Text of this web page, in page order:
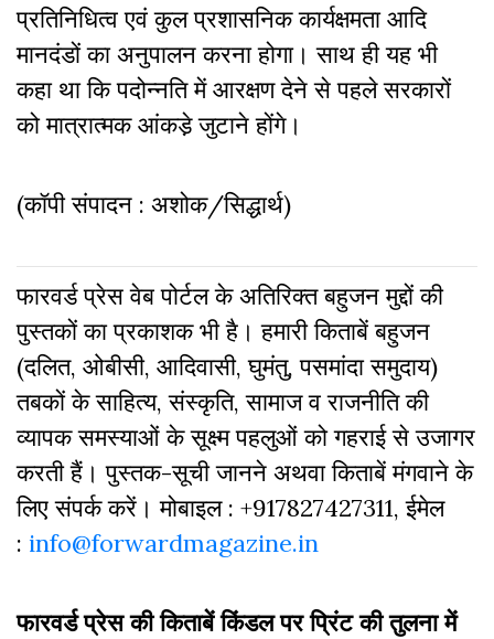
प्रतिनिधित्व एवं कुल प्रशासनिक कार्यक्षमता आदि
मानदंडों का अनुपालन करना होगा। साथ ही यह भी
कहा था कि पदोन्नति में आरक्षण देने से पहले सरकारों
को मात्रात्मक आंकड‍़े जुटाने होंगे।
(कॉपी संपादन : अशोक/सिद्धार्थ)
फारवर्ड प्रेस वेब पोर्टल के अतिरिक्‍त बहुजन मुद्दों की
पुस्‍तकों का प्रकाशक भी है। हमारी किताबें बहुजन
(दलित, ओबीसी, आदिवासी, घुमंतु, पसमांदा समुदाय)
तबकों के साहित्‍य, संस्कृति, सामाज व राजनीति की
व्‍यापक समस्‍याओं के सूक्ष्म पहलुओं को गहराई से उजागर
करती हैं। पुस्तक-सूची जानने अथवा किताबें मंगवाने के
लिए संपर्क करें। मोबाइल : +917827427311, ईमेल
: info@forwardmagazine.in
फारवर्ड प्रेस की किताबें किंडल पर प्रिंट की तुलना में